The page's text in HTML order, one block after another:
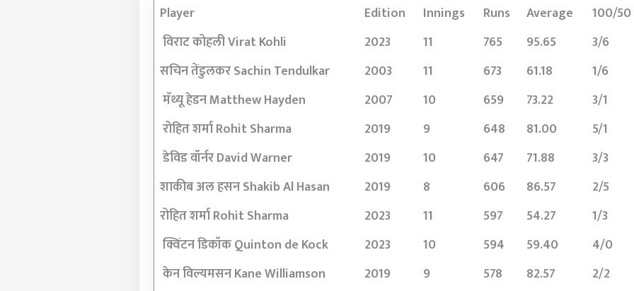
Player Edition Innings Runs Average
100/50
विराट कोहली Virat Kohli
2023 11 765 95.65
3/6
सचिन तेंडुलकर Sachin Tendulkar
2003 11 673 61.18
1/6
मॅथ्यू हेडन Matthew Hayden
2007 10 659 73.22
3/1
रोहित शर्मा Rohit Sharma
2019 9 648 81.00
5/1
डेविड वॉर्नर David Warner
2019 10 647 71.88
3/3
शाकीब अल हसन Shakib Al Hasan
2019 8 606 86.57
2/5
रोहित शर्मा Rohit Sharma
2023 11 597 54.27
1/3
क्विंटन डिकॉक Quinton de Kock
2023 10 594 59.40
4/0
केन विल्यमसन Kane Williamson
2019 9 578 82.57
2/2
आमच्यासोबत जाहिरात करा
प्रायव्हसी पॉलिसी
संपर्क साधा
फीडबॅक
आमच्याबद्दल
काँग्रेसकडून गुंगी गुडिया म्हणत
पहिली प्रतिक्रिया; म्हणाले,
अर्थातच सुनेत्रा पवारांकडून
कृतीतून उत्तर मिळेल
राजकारण
ABP माझा टॉप 10 हेडलाईन्स
मंगळवार
अहिल्यानगर
अहिल्यानगरच्या शेवगावमध्ये
मादीसह पिल्लांचा वावर,
शेतात जायचं कसं? ग्रामस्थ
काळजीत
लोकलमध्ये हरवलेली बॅग
परत; पोलिसांची कामगिरी,
तीन वर्षांनी तपास, प्रवाशाला
मिळालं 271 ग्रॅम सोनं
BLOG
BLOG : खड्डेमुक्त रस्त्यांची
उद्दिष्टपूर्ती होत नाही तोपर्यंत
ला स्थगिती द्या !
राजकारण
तानाजी सावंत अन् मोटेंचे
समर्थक भिडले; धाराशिवमध्ये
राष्ट्रवादी भिडले, 10 गाड्या